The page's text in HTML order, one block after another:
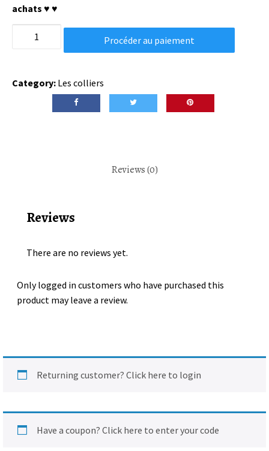
achats ♥ ♥
bijou
Procéder au paiement
Category: Les colliers
Reviews (0)
Reviews
There are no reviews yet.
Only logged in customers who have purchased this
product may leave a review.
Returning customer? Click here to login
Have a coupon? Click here to enter your code